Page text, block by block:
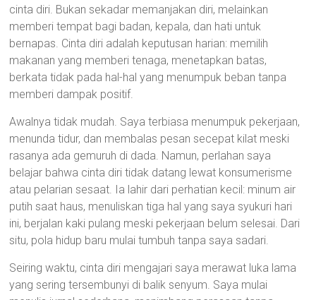
cinta diri. Bukan sekadar memanjakan diri, melainkan
memberi tempat bagi badan, kepala, dan hati untuk
bernapas. Cinta diri adalah keputusan harian: memilih
makanan yang memberi tenaga, menetapkan batas,
berkata tidak pada hal-hal yang menumpuk beban tanpa
memberi dampak positif.
Awalnya tidak mudah. Saya terbiasa menumpuk pekerjaan,
menunda tidur, dan membalas pesan secepat kilat meski
rasanya ada gemuruh di dada. Namun, perlahan saya
belajar bahwa cinta diri tidak datang lewat konsumerisme
atau pelarian sesaat. Ia lahir dari perhatian kecil: minum air
putih saat haus, menuliskan tiga hal yang saya syukuri hari
ini, berjalan kaki pulang meski pekerjaan belum selesai. Dari
situ, pola hidup baru mulai tumbuh tanpa saya sadari.
Seiring waktu, cinta diri mengajari saya merawat luka lama
yang sering tersembunyi di balik senyum. Saya mulai